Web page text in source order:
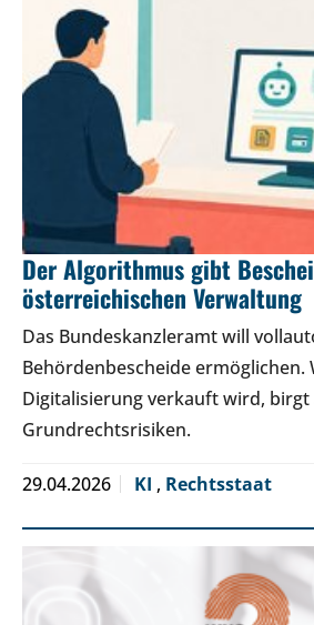
Der Algorithmus gibt
österreichischen Verwaltung
Das Bundeskanzleramt will
Behördenbescheide ermöglichen.
Digitalisierung verkauft wird,
Grundrechtsrisiken.
29.04.2026 KI , Rechtsstaat